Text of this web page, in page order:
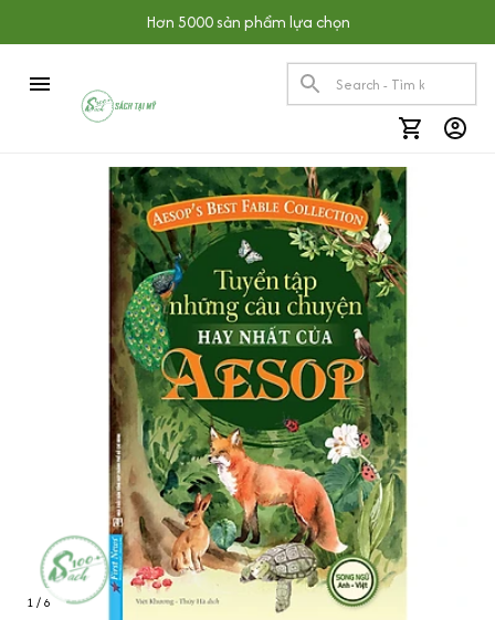
Hơn 5000 sản phẩm lựa chọn
1 / 6